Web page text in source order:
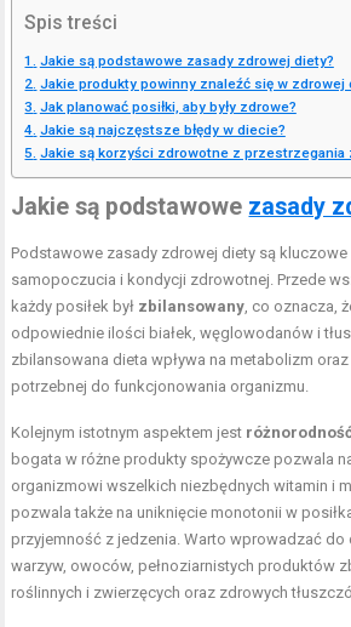
Spis treści
Jakie są podstawowe zasady zdrowej diety?
Jakie produkty powinny znaleźć się w zdrowej
Jak planować posiłki, aby były zdrowe?
Jakie są najczęstsze błędy w diecie?
Jakie są korzyści zdrowotne z przestrzegania
Jakie są podstawowe zasady
Podstawowe zasady zdrowej diety są
samopoczucia i kondycji zdrowotnej. Przede
każdy posiłek był zbilansowany , co oznacza,
odpowiednie ilości białek, węglowodanów i
zbilansowana dieta wpływa na metabolizm
potrzebnej do funkcjonowania organizmu.
Kolejnym istotnym aspektem jest
bogata w różne produkty spożywcze pozwala
organizmowi wszelkich niezbędnych witamin i
pozwala także na uniknięcie monotonii w
przyjemność z jedzenia. Warto wprowadzać do
warzyw, owoców, pełnoziarnistych produktów
roślinnych i zwierzęcych oraz zdrowych